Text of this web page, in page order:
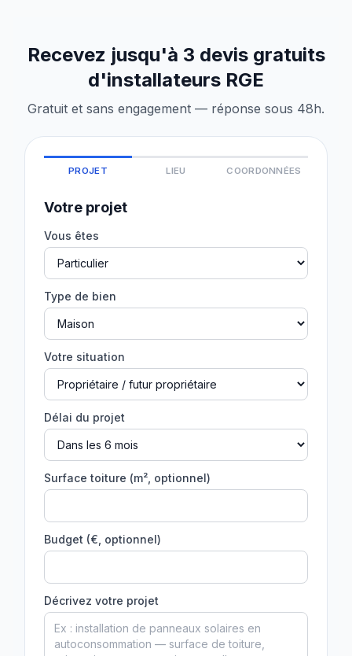
Recevez jusqu'à 3 devis gratuits
d'installateurs RGE
Gratuit et sans engagement — réponse sous 48h.
PROJET LIEU COORDONNÉES
Votre projet
Vous êtes
Type de bien
Votre situation
Délai du projet
Surface toiture (m², optionnel)
Budget (€, optionnel)
Décrivez votre projet